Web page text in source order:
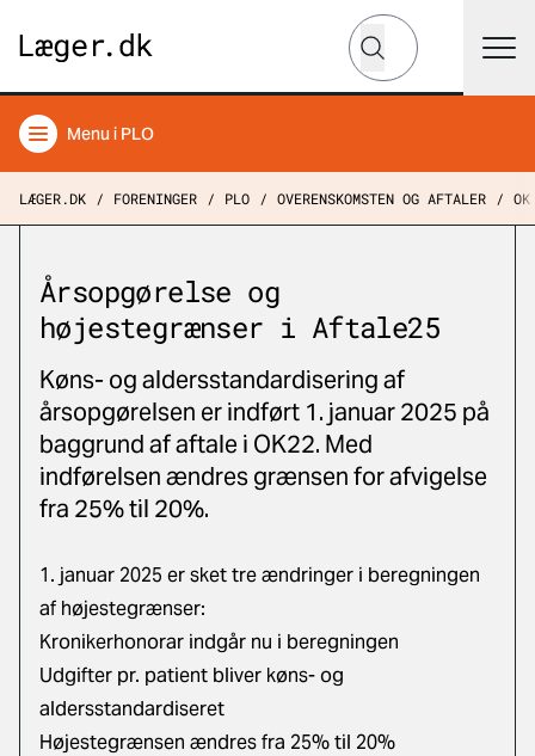
Hvad leder du efter?
Søg
Menu i PLO
LÆGER.DK FORENINGER PLO OVERENSKOMSTEN OG AFTALER
Årsopgørelse og
højestegrænser i Aftale25
Køns- og aldersstandardisering af
årsopgørelsen er indført 1. januar 2025 på
baggrund af aftale i OK22. Med
indførelsen ændres grænsen for afvigelse
fra 25% til 20%.
1. januar 2025 er sket tre ændringer i beregningen
af højestegrænser:
Kronikerhonorar indgår nu i beregningen
Udgifter pr. patient bliver køns- og
aldersstandardiseret
Højestegrænsen ændres fra 25% til 20%